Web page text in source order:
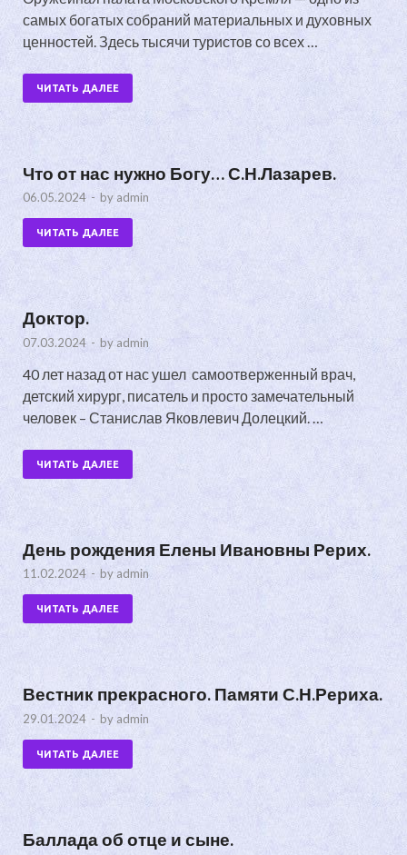
самых богатых собраний материальных и духовных
ценностей. Здесь тысячи туристов со всех …
ЧИТАТЬ ДАЛЕЕ
Что от нас нужно Богу… С.Н.Лазарев.
06.05.2024 - by admin
ЧИТАТЬ ДАЛЕЕ
Доктор.
07.03.2024 - by admin
40 лет назад от нас ушел самоотверженный врач,
детский хирург, писатель и просто замечательный
человек – Станислав Яковлевич Долецкий. …
ЧИТАТЬ ДАЛЕЕ
День рождения Елены Ивановны Рерих.
11.02.2024 - by admin
ЧИТАТЬ ДАЛЕЕ
Вестник прекрасного. Памяти С.Н.Рериха.
29.01.2024 - by admin
ЧИТАТЬ ДАЛЕЕ
Баллада об отце и сыне.